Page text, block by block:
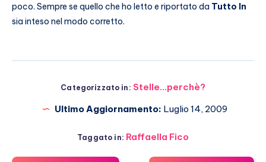
poco. Sempre se quello che ho letto e riportato da Tutto In
sia inteso nel modo corretto.
Categorizzato in: Stelle...perchè?
Ultimo Aggiornamento: Luglio 14, 2009
Taggato in: Raffaella Fico